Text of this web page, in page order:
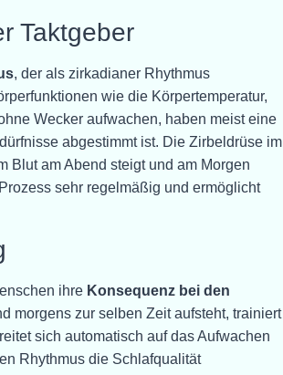
Taktgeber
, der als zirkadianer Rhythmus
wie die Körpertemperatur,
Wecker aufwachen, haben meist eine
abgestimmt ist. Die Zirbeldrüse im
Blut am Abend steigt und am Morgen
sehr regelmäßig und ermöglicht
ihre Konsequenz bei den
morgens zur selben Zeit aufsteht, trainiert
sich automatisch auf das Aufwachen
Rhythmus die Schlafqualität